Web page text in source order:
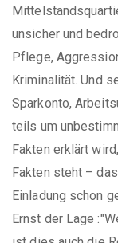
unsicher und
Pflege,
Kriminalität. Und
Sparkonto,
teils um
Fakten erklärt
Fakten steht –
Einladung schon
Ernst der Lage